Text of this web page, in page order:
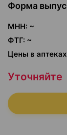
Форма
МНН: ~
ФТГ: ~
Цены в аптеках
Уточняйте